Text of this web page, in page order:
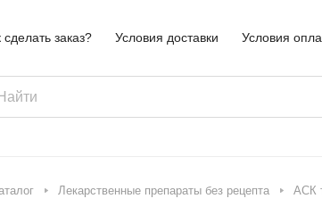
сделать заказ? Условия доставки Условия
Лекарственные препараты без рецепта АСК